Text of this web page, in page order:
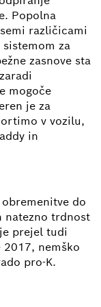
Popolna
različicami
sistemom za
zasnove sta
mogoče
je za
v vozilu,
in
do
natezno trdnost
prejel tudi
nemško
pro-K.